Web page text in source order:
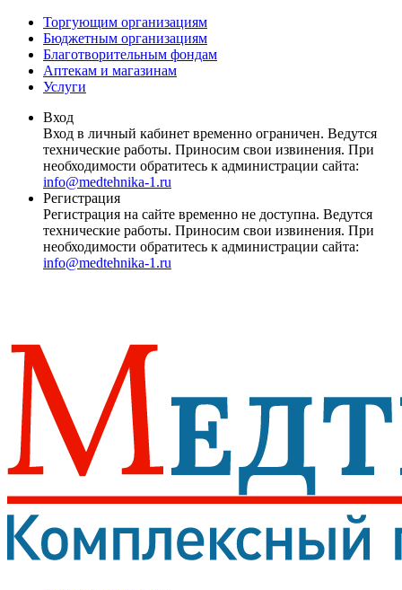
Торгующим организациям
Бюджетным организациям
Благотворительным фондам
Аптекам и магазинам
Услуги
Вход
Вход в личный кабинет временно ограничен. Ведутся
технические работы. Приносим свои извинения. При
необходимости обратитесь к администрации сайта:
info@medtehnika-1.ru
Регистрация
Регистрация на сайте временно не доступна. Ведутся
технические работы. Приносим свои извинения. При
необходимости обратитесь к администрации сайта:
info@medtehnika-1.ru